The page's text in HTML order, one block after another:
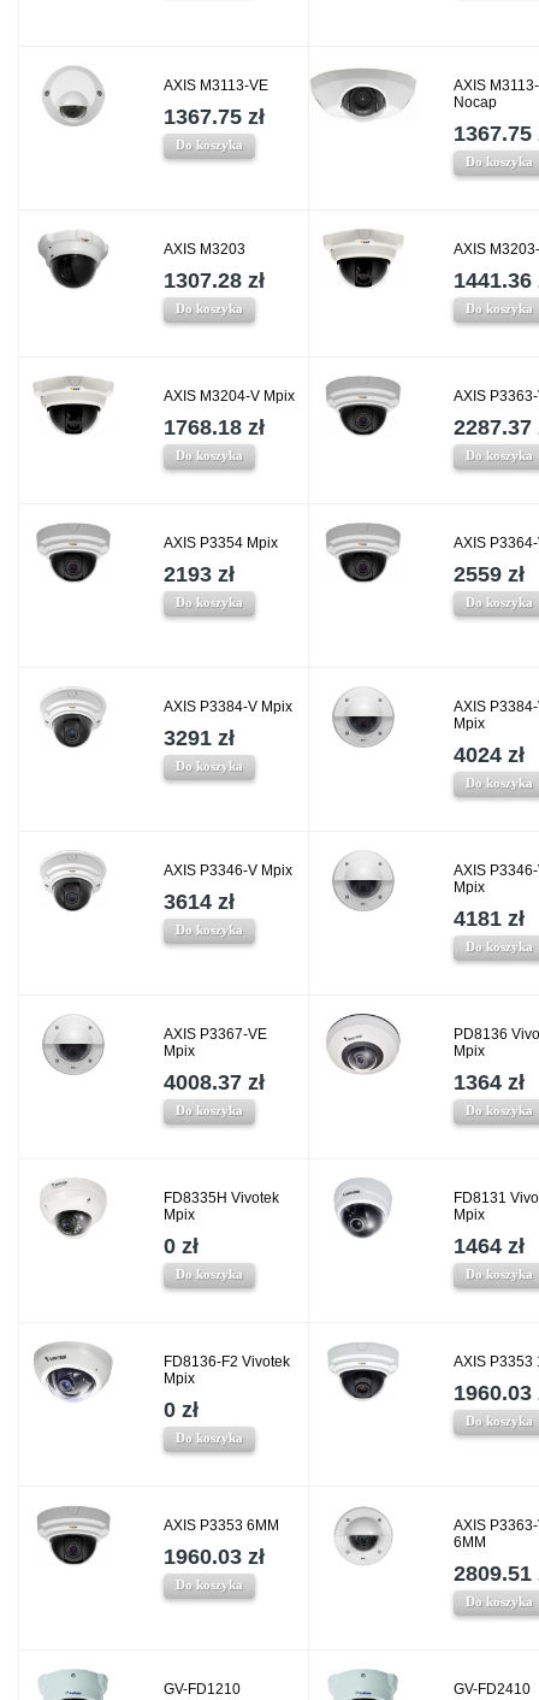
AXIS M3113-VE
1367.75 zł
Do koszyka
AXIS
Nocap
1367.75
Do koszyka
AXIS M3203
1307.28 zł
Do koszyka
AXIS
1441.36
Do koszyka
AXIS M3204-V Mpix
1768.18 zł
Do koszyka
AXIS
2287.37
Do koszyka
AXIS P3354 Mpix
2193 zł
Do koszyka
AXIS
2559 zł
Do koszyka
AXIS P3384-V Mpix
3291 zł
Do koszyka
AXIS
Mpix
4024 zł
Do koszyka
AXIS P3346-V Mpix
3614 zł
Do koszyka
AXIS
Mpix
4181 zł
Do koszyka
AXIS P3367-VE
Mpix
4008.37 zł
Do koszyka
PD8136
Mpix
1364 zł
Do koszyka
FD8335H Vivotek
Mpix
0 zł
Do koszyka
FD8131
Mpix
1464 zł
Do koszyka
FD8136-F2 Vivotek
Mpix
0 zł
Do koszyka
AXIS P3353
1960.03
Do koszyka
AXIS P3353 6MM
1960.03 zł
Do koszyka
AXIS
6MM
2809.51
Do koszyka
GV-FD1210 GV-FD2410